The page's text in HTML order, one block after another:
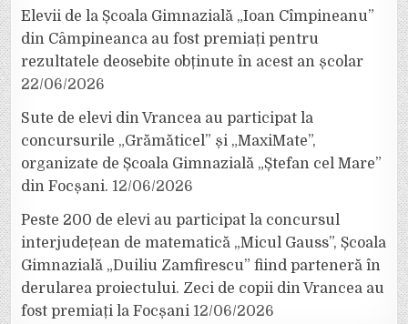
Elevii de la Școala Gimnazială „Ioan Cîmpineanu”
din Câmpineanca au fost premiați pentru
rezultatele deosebite obținute în acest an școlar
22/06/2026
Sute de elevi din Vrancea au participat la
concursurile „Grămăticel” și „MaxiMate”,
organizate de Școala Gimnazială „Ștefan cel Mare”
din Focșani. 12/06/2026
Peste 200 de elevi au participat la concursul
interjudețean de matematică „Micul Gauss”, Școala
Gimnazială „Duiliu Zamfirescu” fiind parteneră în
derularea proiectului. Zeci de copii din Vrancea au
fost premiați la Focșani 12/06/2026